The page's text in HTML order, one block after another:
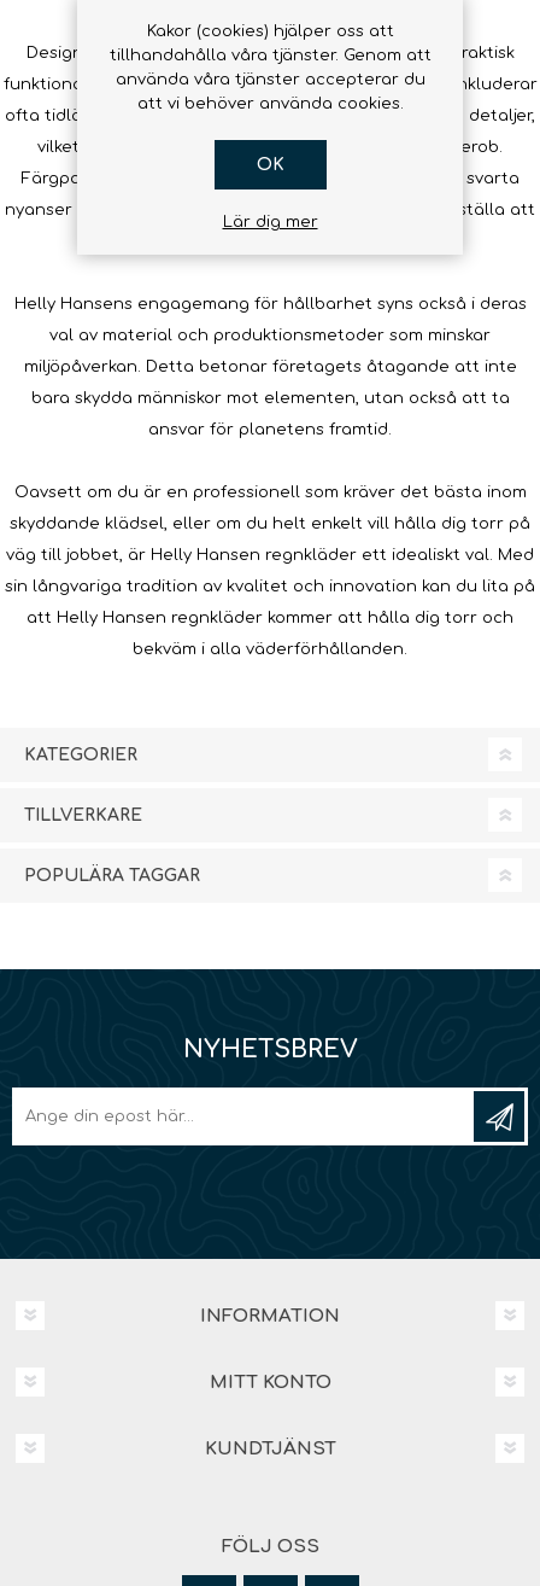
Designen av Helly Hansens regnkläder kombinerar praktisk
funktionalitet med modern estetik. Deras kollektioner inkluderar
ofta tidlösa siluetter med rena linjer och iögonfallande detaljer,
vilket gör regnkläder till en stilfull del av varje garderob.
Färgpaletten sträcker sig från klassiska marinblå och svarta
nyanser till mer livfulla och synliga färger för att säkerställa att
Helly Hansens engagemang för hållbarhet syns också i deras
val av material och produktionsmetoder som minskar
miljöpåverkan. Detta betonar företagets åtagande att inte
bara skydda människor mot elementen, utan också att ta
ansvar för planetens framtid.
Oavsett om du är en professionell som kräver det bästa inom
skyddande klädsel, eller om du helt enkelt vill hålla dig torr på
väg till jobbet, är Helly Hansen regnkläder ett idealiskt val. Med
sin långvariga tradition av kvalitet och innovation kan du lita på
att Helly Hansen regnkläder kommer att hålla dig torr och
bekväm i alla väderförhållanden.
KATEGORIER
TILLVERKARE
POPULÄRA TAGGAR
NYHETSBREV
INFORMATION
MITT KONTO
KUNDTJÄNST
FÖLJ OSS
Kakor (cookies) hjälper oss att
tillhandahålla våra tjänster. Genom att
använda våra tjänster accepterar du
att vi behöver använda cookies.
OK
Lär dig mer